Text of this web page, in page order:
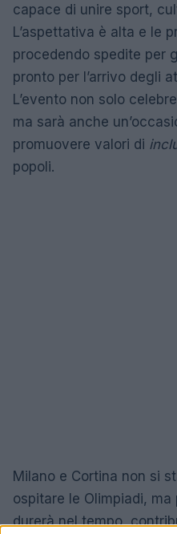
capace di unire sport,
L’aspettativa è alta e le
procedendo spedite per
pronto per l’arrivo degli
L’evento non solo
ma sarà anche
promuovere valori di
popoli.
Milano e Cortina non si
ospitare le Olimpiadi, ma
durerà nel tempo,